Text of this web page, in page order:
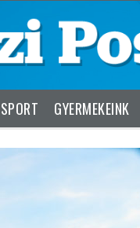
SPORT GYERMEKEINK